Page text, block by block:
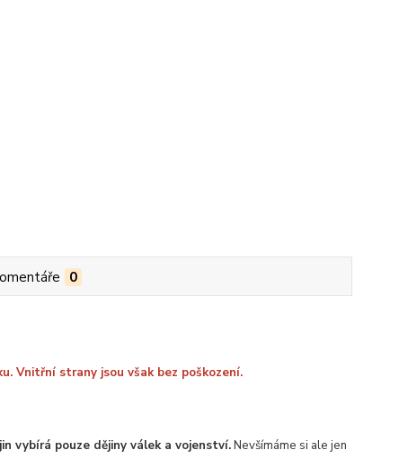
0
Vnitřní strany jsou však bez poškození.
vybírá pouze dějiny válek a vojenství.Nevšímáme si ale jen